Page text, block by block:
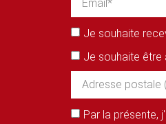
Je souhaite
Je souhaite être
Par la présente,